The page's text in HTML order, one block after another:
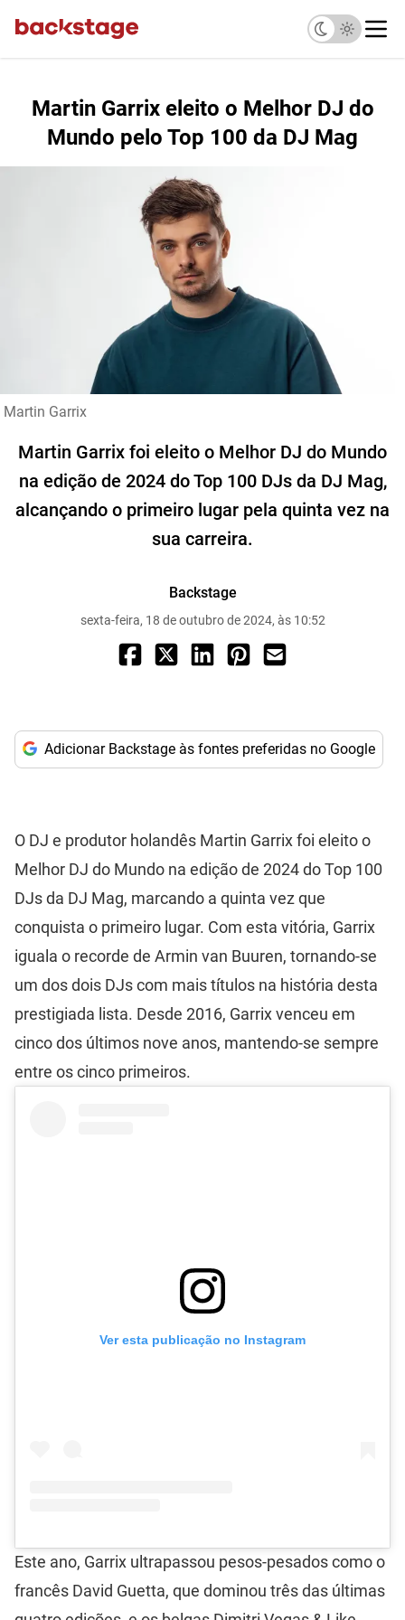
Martin Garrix eleito o Melhor DJ do
Mundo pelo Top 100 da DJ Mag
Martin Garrix
Martin Garrix foi eleito o Melhor DJ do Mundo
na edição de 2024 do Top 100 DJs da DJ Mag,
alcançando o primeiro lugar pela quinta vez na
sua carreira.
Backstage
sexta-feira, 18 de outubro de 2024, às 10:52
Adicionar Backstage às fontes preferidas no Google
O DJ e produtor holandês Martin Garrix foi eleito o
Melhor DJ do Mundo na edição de 2024 do Top 100
DJs da DJ Mag, marcando a quinta vez que
conquista o primeiro lugar. Com esta vitória, Garrix
iguala o recorde de Armin van Buuren, tornando-se
um dos dois DJs com mais títulos na história desta
prestigiada lista. Desde 2016, Garrix venceu em
cinco dos últimos nove anos, mantendo-se sempre
entre os cinco primeiros.
Ver esta publicação no Instagram
Este ano, Garrix ultrapassou pesos-pesados como o
francês David Guetta, que dominou três das últimas